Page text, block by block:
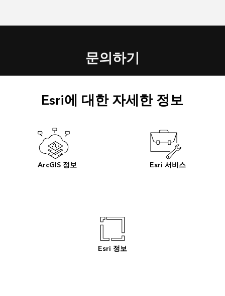
문의하기
Esri에 대한 자세한 정보
ArcGIS 정보 Esri 서비스
Esri 정보